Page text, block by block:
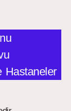
Hastaneler